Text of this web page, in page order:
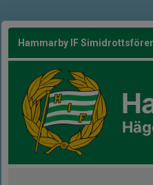
Hammarby IF